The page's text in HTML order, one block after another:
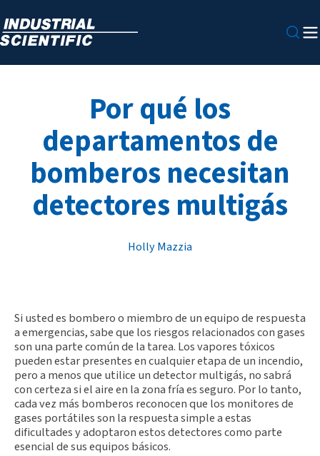
Por qué los
departamentos de
bomberos necesitan
detectores multigás
Holly Mazzia
Si usted es bombero o miembro de un equipo de respuesta
a emergencias, sabe que los riesgos relacionados con gases
son una parte común de la tarea. Los vapores tóxicos
pueden estar presentes en cualquier etapa de un incendio,
pero a menos que utilice un detector multigás, no sabrá
con certeza si el aire en la zona fría es seguro. Por lo tanto,
cada vez más bomberos reconocen que los monitores de
gases portátiles son la respuesta simple a estas
dificultades y adoptaron estos detectores como parte
esencial de sus equipos básicos.